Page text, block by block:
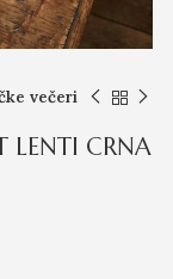
večeri
LENTI CRNA